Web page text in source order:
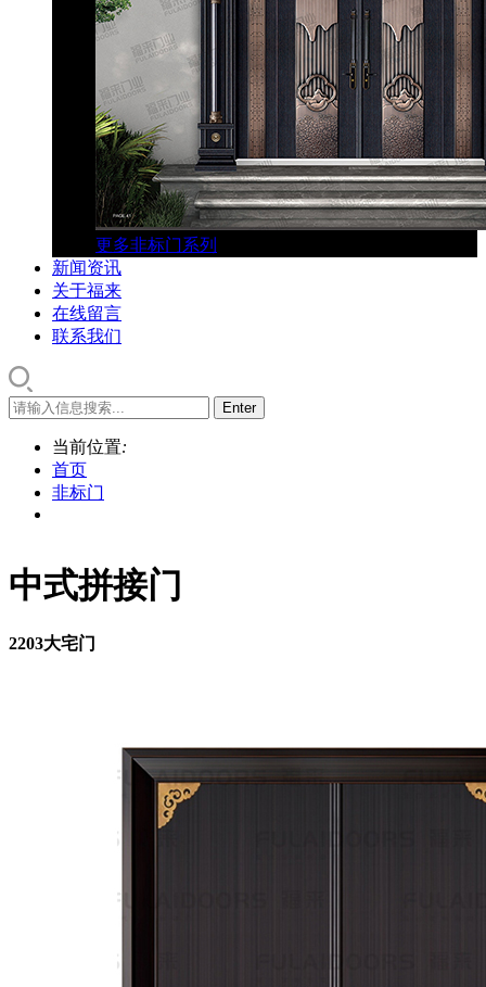
更多非标门系列
新闻资讯
关于福来
在线留言
联系我们
当前位置:
首页
非标门
中式拼接门
2203大宅门